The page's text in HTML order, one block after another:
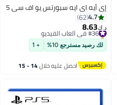
إي أيه اي ايه سبورتس يو اف سي 5
4.7
62
د.ك‏8.63
#36 في ألعاب الفيديو
باقي 3 وحدات في المخزون
#36 في ألعاب الفيديو
لك رصيد مسترجع 10% + 1
احصل عليه خلال 14 - 15